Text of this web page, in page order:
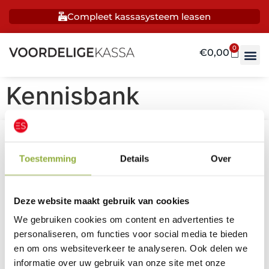
Toestemming Details Over
Deze website maakt gebruik van cookies
We gebruiken cookies om content en advertenties te
personaliseren, om functies voor social media te bieden
en om ons websiteverkeer te analyseren. Ook delen we
informatie over uw gebruik van onze site met onze
Compleet kassasysteem leasen
€0,00 0
Kennisbank
Espos B.V.
K.V.K. Groningen nr: 93804423
Algemene Voorwaarden
Privacy Verklaring
TenBosVisuals
Hulp & informatie
Ma t/m vrij van 09:00 t/m 17:00